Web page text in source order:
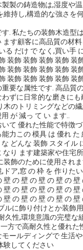
製の鋳造物は,湿度や
持し,構造的な強さを
. 私たちの装飾木造型
ます顧客に高品質の材
る だけ で なく,買い手
装飾 装飾 装飾 装飾
装飾 装飾 装飾 装飾
装飾 装飾 装飾 装飾 装
要な属性です. 高品質
ずに日常的な磨きに
のトリミングなどの
が 減っ て い ます..
て 優れた性能で特徴
力この 模具 は 優れ た
どんな 装飾 スタイ
なり ます建築家や住宅
飾のために使用され
ア,窓 の 枠 を 作りた
の 壁 の 壁 の 壁 の
の 壁 の 壁 の 壁 の
の 壁 の 壁 の 壁 の
ルに飾り付けとか装
久性,環境意識の完璧
方で高耐久性と優れ
ールディングで 生活
験してください